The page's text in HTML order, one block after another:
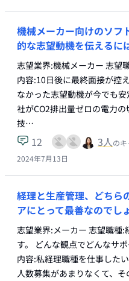
機械メーカー向けのソフ
的な志望動機を伝えるに
志望業界:機械メーカー 志望
内容:10日後に最終面接が控
なかった志望動機が今でも
社がCO2排出量ゼロの電力
技…
12 3人の
2024年7月13日
経理と生産管理、どちら
アにとって最善なのでし
志望業界:メーカー 志望職種:
す。 どんな観点でどんなサ
内容:私経理職種を仕事した
人数募集があまりなくて、